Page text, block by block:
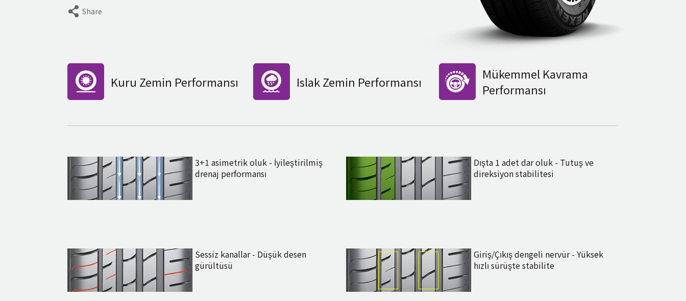
Share
Kuru Zemin Performansı Islak Zemin Performansı
Mükemmel Kavrama
Performansı
3+1 asimetrik oluk - İyileştirilmiş
drenaj performansı
Dışta 1 adet dar oluk - Tutuş ve
direksiyon stabilitesi
Sessiz kanallar - Düşük desen
gürültüsü
Giriş/Çıkış dengeli nervür - Yüksek
hızlı sürüşte stabilite